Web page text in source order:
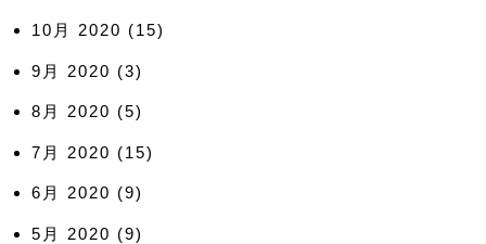
10月 2020 (15)
9月 2020 (3)
8月 2020 (5)
7月 2020 (15)
6月 2020 (9)
5月 2020 (9)